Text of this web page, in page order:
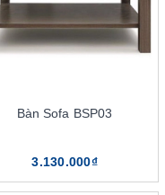
kiểu dáng đa dạng,
sắc của bàn cũng có sự
sự lựa chọn hơn. Các
phủ cao cấp. Ngoài ra,
Bàn Sofa BSP03
3.130.000₫